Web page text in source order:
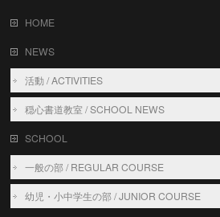
HOME
NEWS
活動 / ACTIVITIES
穏心書道教室 / SCHOOL NEWS
SCHOOL
一般の部 / REGULAR COURSE
幼児・小中学生の部 / JUNIOR COURSE